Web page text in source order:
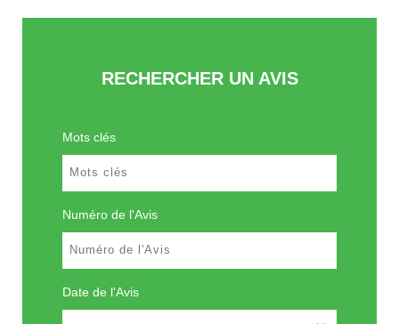
RECHERCHER UN AVIS
Mots clés
Numéro de l'Avis
Date de l'Avis